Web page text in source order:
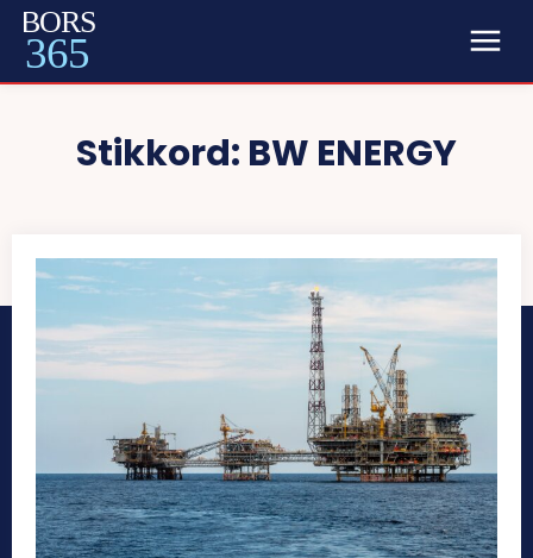
BORS
365
Stikkord: BW ENERGY